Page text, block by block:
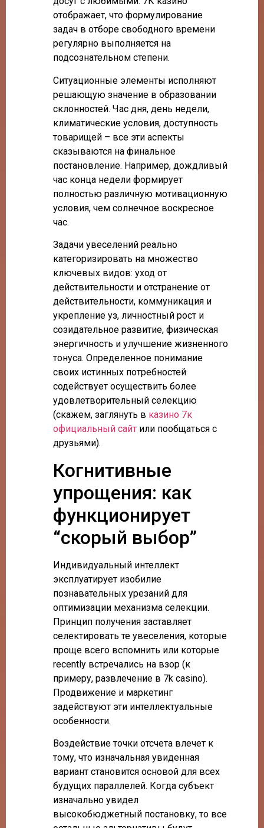
отображает, что формулирование
задач в отборе свободного времени
регулярно выполняется на
подсознательном степени.
Ситуационные элементы исполняют
решающую значение в образовании
склонностей. Час дня, день недели,
климатические условия, доступность
товарищей – все эти аспекты
сказываются на финальное
постановление. Например, дождливый
час конца недели формирует
полностью различную мотивационную
условия, чем солнечное воскресное
час.
Задачи увеселений реально
категоризировать на множество
ключевых видов: уход от
действительности и отстранение от
действительности, коммуникация и
укрепление уз, личностный рост и
созидательное развитие, физическая
энергичность и улучшение жизненного
тонуса. Определенное понимание
своих истинных потребностей
содействует осуществить более
удовлетворительный селекцию
(скажем, заглянуть в казино 7к
официальный сайт или пообщаться с
друзьями).
Когнитивные
упрощения: как
функционирует
“скорый выбор”
Индивидуальный интеллект
эксплуатирует изобилие
познавательных урезаний для
оптимизации механизма селекции.
Принцип получения заставляет
селектировать те увеселения, которые
проще всего вспомнить или которые
recently встречались на взор (к
примеру, развлечение в 7k casino).
Продвижение и маркетинг
задействуют эти интеллектуальные
особенности.
Воздействие точки отсчета влечет к
тому, что изначальная увиденная
вариант становится основой для всех
будущих параллелей. Когда субъект
изначально увидел
высокобюджетный постановку, то все